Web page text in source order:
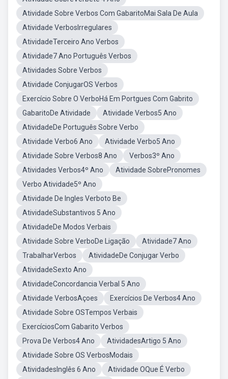
Atividade Sobre Verbos Com GabaritoMai Sala De Aula
Atividade VerbosIrregulares
AtividadeTerceiro Ano Verbos
Atividade7 Ano Português Verbos
Atividades Sobre Verbos
Atividade ConjugarOS Verbos
Exercício Sobre O VerboHá Em Portgues Com Gabrito
GabaritoDe Atividade
Atividade Verbos5 Ano
AtividadeDe Português Sobre Verbo
Atividade Verbo6 Ano
Atividade Verbo5 Ano
Atividade Sobre Verbos8 Ano
Verbos3º Ano
Atividades Verbos4º Ano
Atividade SobrePronomes
Verbo Atividade5º Ano
Atividade De Ingles Verboto Be
AtividadeSubstantivos 5 Ano
AtividadeDe Modos Verbais
Atividade Sobre VerboDe Ligação
Atividade7 Ano
TrabalharVerbos
AtividadeDe Conjugar Verbo
AtividadeSexto Ano
AtividadeConcordancia Verbal 5 Ano
Atividade VerbosAçoes
Exercícios De Verbos4 Ano
Atividade Sobre OSTempos Verbais
ExercíciosCom Gabarito Verbos
Prova De Verbos4 Ano
AtividadesArtigo 5 Ano
Atividade Sobre OS VerbosModais
AtividadesInglês 6 Ano
Atividade OQue É Verbo